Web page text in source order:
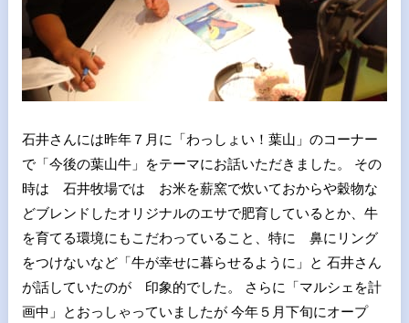
石井さんには昨年７月に「わっしょい！葉山」のコーナー
で「今後の葉山牛」をテーマにお話いただきました。 その
時は 石井牧場では お米を薪窯で炊いておからや穀物な
どブレンドしたオリジナルのエサで肥育しているとか、牛
を育てる環境にもこだわっていること、特に 鼻にリング
をつけないなど「牛が幸せに暮らせるように」と 石井さん
が話していたのが 印象的でした。 さらに「マルシェを計
画中」とおっしゃっていましたが 今年５月下旬にオープ